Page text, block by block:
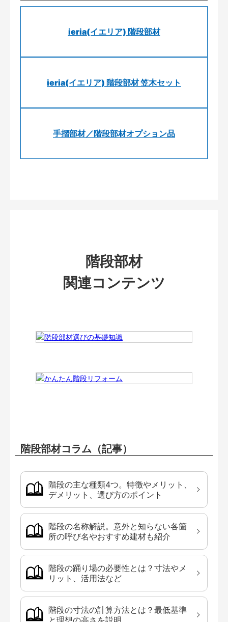
ieria(イエリア) 階段部材
ieria(イエリア) 階段部材 笠木セット
手摺部材／階段部材オプション品
階段部材
関連コンテンツ
階段部材コラム（記事）
階段の主な種類4つ。特徴やメリット、
デメリット、選び方のポイント
階段の名称解説。意外と知らない各箇
所の呼び名やおすすめ建材も紹介
階段の踊り場の必要性とは？寸法やメ
リット、活用法など
階段の寸法の計算方法とは？最低基準
と理想の高さを説明